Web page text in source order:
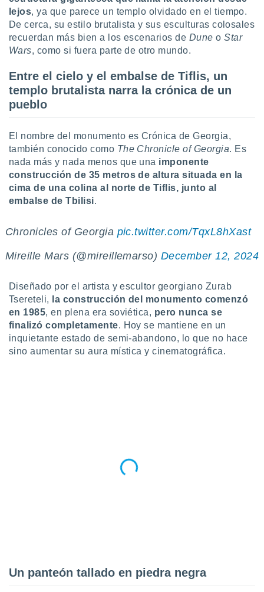
no
Puedes
acceder a
web a
únicos
como
de
en
interés
a lo que
Para
su
u
lejos, ya que parece un templo olvidado en el tiempo.
De cerca, su estilo brutalista y sus esculturas colosales
recuerdan más bien a los escenarios de Dune oStar
Wars, como si fuera parte de otro mundo.
Entre el cielo y el embalse de Tiflis, un
templo brutalista narra la crónica de un
pueblo
El nombre del monumento es Crónica de Georgia,
también conocido como The Chronicle of Georgia. Es
nada más y nada menos que una imponente
construcción de 35 metros de altura situada en la
cima de una colina al norte de Tiflis, junto al
embalse de Tbilisi.
Chronicles of Georgia pic.twitter.com/TqxL8hXast
Mireille Mars (@mireillemarso) December 12, 2024
Diseñado por el artista y escultor georgiano Zurab
Tsereteli,
la construcción del monumento comenzó
en 1985, en plena era soviética, pero nunca se
finalizó completamente. Hoy se mantiene en un
inquietante estado de semi-abandono, lo que no hace
sino aumentar su aura mística y cinematográfica.
Un panteón tallado en piedra negra